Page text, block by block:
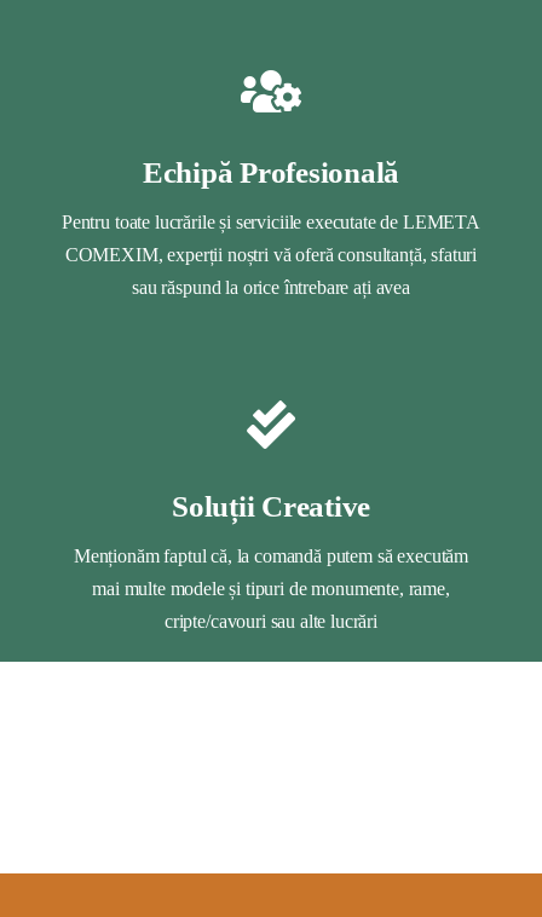
Echipă Profesională
Pentru toate lucrările și serviciile executate de LEMETA
COMEXIM, experții noștri vă oferă consultanță, sfaturi
sau răspund la orice întrebare ați avea
Soluții Creative
Menționăm faptul că, la comandă putem să executăm
mai multe modele și tipuri de monumente, rame,
cripte/cavouri sau alte lucrări